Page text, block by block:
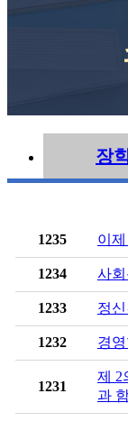
장
1235
이
1234 사
1233 정
1232 경
1231
제 2
과